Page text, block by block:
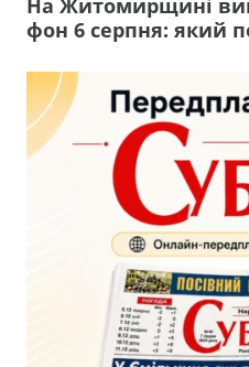
На Житомирщині
фон 6 серпня: який